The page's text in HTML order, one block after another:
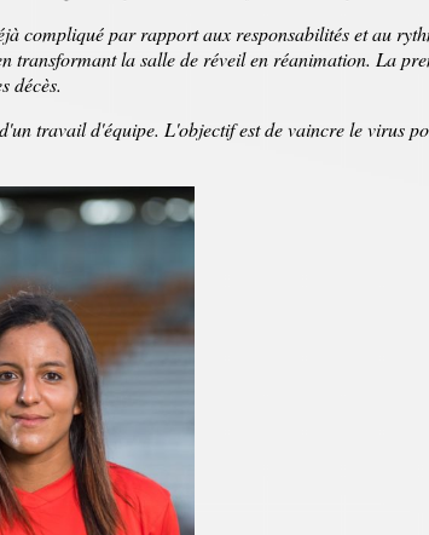
compliqué par rapport aux responsabilités et au
la salle de réveil en réanimation. La
décès.
travail d'équipe. L'objectif est de vaincre le virus